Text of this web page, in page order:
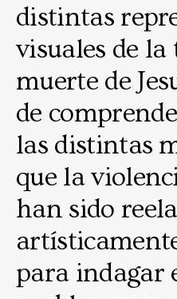
distintas
visuales de
muerte de
de
las distintas
que la
han sido
para indagar